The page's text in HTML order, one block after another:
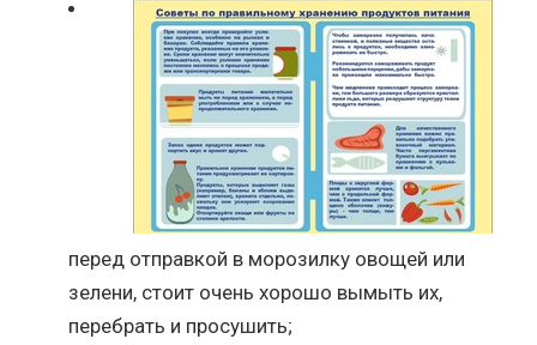
перед отправкой в морозилку овощей или
зелени, стоит очень хорошо вымыть их,
перебрать и просушить;